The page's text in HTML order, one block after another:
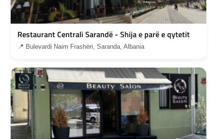
Restaurant Centrali Sarandë - Shija e parë e qytetit
📍 Bulevardi Naim Frashëri, Saranda, Albania